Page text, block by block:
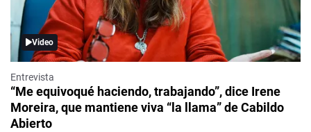
Video
Entrevista
“Me equivoqué haciendo, trabajando”, dice Irene
Moreira, que mantiene viva “la llama” de Cabildo
Abierto